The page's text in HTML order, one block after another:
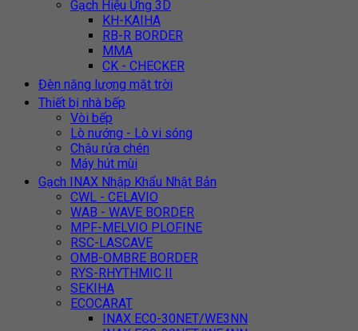
Gạch Hiệu Ứng 3D
KH-KAIHA
RB-R BORDER
MMA
CK - CHECKER
Đèn năng lượng mặt trời
Thiết bị nhà bếp
Vòi bếp
Lò nướng - Lò vi sóng
Chậu rửa chén
Máy hút mùi
Gạch INAX Nhập Khẩu Nhật Bản
CWL - CELAVIO
WAB - WAVE BORDER
MPF-MELVIO PLOFINE
RSC-LASCAVE
OMB-OMBRE BORDER
RYS-RHYTHMIC II
SEKIHA
ECOCARAT
INAX EC0-30NET/WE3NN